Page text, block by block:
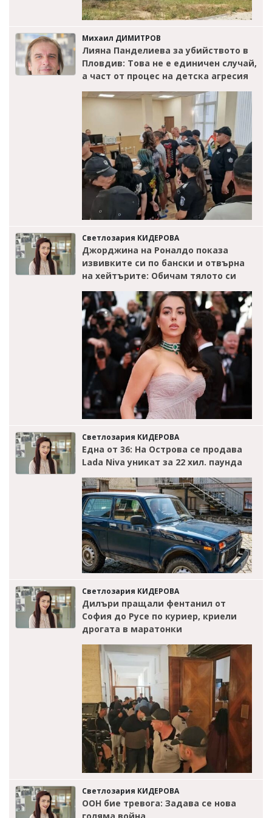
Михаил ДИМИТРОВ
Лияна Панделиева за убийството в
Пловдив: Това не е единичен случай,
а част от процес на детска агресия
Светлозария КИДЕРОВА
Джорджина на Роналдо показа
извивките си по бански и отвърна
на хейтърите: Обичам тялото си
Светлозария КИДЕРОВА
Една от 36: На Острова се продава
Lada Niva уникат за 22 хил. паунда
Светлозария КИДЕРОВА
Дилъри пращали фентанил от
София до Русе по куриер, криели
дрогата в маратонки
Светлозария КИДЕРОВА
ООН бие тревога: Задава се нова
голяма война